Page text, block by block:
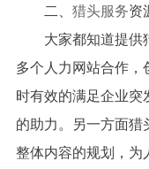
二、 猎头服务资
大家都知道提供猎
多个人力网站合作，
时有效的满足企业突
的助力。另一方面猎
整体内容的规划，为